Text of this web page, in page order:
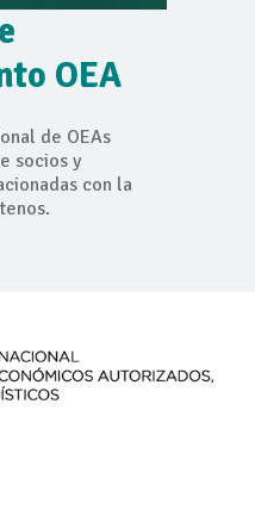
OEA
de OEAs
socios y
con la